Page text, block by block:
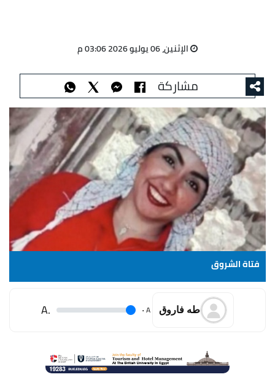
الإثنين، 06 يوليو 2026 03:06 م
مشاركة
فتاة الشروق
طه فاروق A
.
.A